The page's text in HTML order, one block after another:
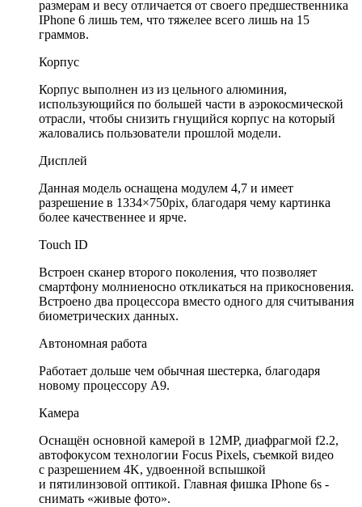
размерам и весу отличается от своего предшественника
IPhone 6 лишь тем, что тяжелее всего лишь на 15
граммов.
Корпус
Корпус выполнен из из цельного алюминия,
использующийся по большей части в аэрокосмической
отрасли, чтобы снизить гнущийся корпус на который
жаловались пользователи прошлой модели.
Дисплей
Данная модель оснащена модулем 4,7 и имеет
разрешение в 1334×750pix, благодаря чему картинка
более качественнее и ярче.
Touch ID
Встроен сканер второго поколения, что позволяет
смартфону молниеносно откликаться на прикосновения.
Встроено два процессора вместо одного для считывания
биометрических данных.
Автономная работа
Работает дольше чем обычная шестерка, благодаря
новому процессору А9.
Камера
Оснащён основной камерой в 12MP, диафрагмой f2.2,
автофокусом технологии Focus Pixels, съемкой видео
с разрешением 4K, удвоенной вспышкой
и пятилинзовой оптикой. Главная фишка IPhone 6s -
снимать «живые фото».